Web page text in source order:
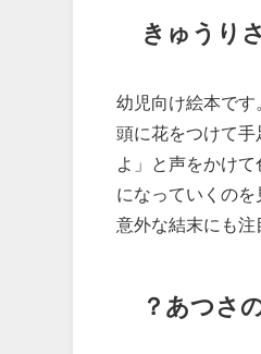
きゅうり
幼児向け絵本です
頭に花をつけて
よ」と声をかけ
になっていくのを
意外な結末にも注
？あつさ